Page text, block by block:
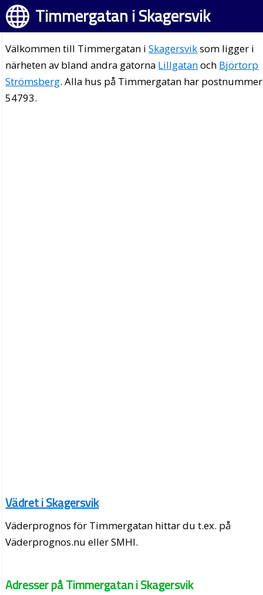
Timmergatan i Skagersvik
Välkommen till Timmergatan iSkagersviksom ligger i
närheten av bland andra gatorna Lillgatanoch Björtorp
Strömsberg. Alla hus på Timmergatan har postnummer
54793.
Vädret i Skagersvik
Väderprognos för Timmergatan hittar du t.ex. på
Väderprognos.nu eller SMHI.
Adresser på Timmergatan i Skagersvik